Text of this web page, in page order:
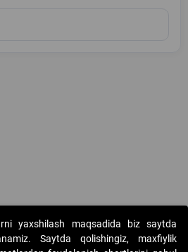
onlayn-auksionlarni tashkil etish"
yaxshilash maqsadida biz saytda
Saytda qolishingiz, maxfiylik